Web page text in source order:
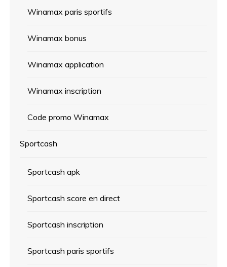
Winamax paris sportifs
Winamax bonus
Winamax application
Winamax inscription
Code promo Winamax
Sportcash
Sportcash apk
Sportcash score en direct
Sportcash inscription
Sportcash paris sportifs